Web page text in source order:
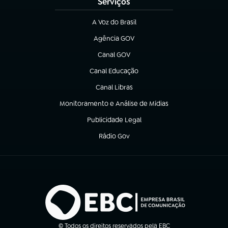
A Voz do Brasil
(abre em nova aba)
Agência GOV
(abre em nova aba)
Canal GOV
(abre em nova aba)
Canal Educação
(abre em nova aba)
Canal Libras
(abre em nova aba)
Monitoramento e Análise de Mídias
(abre em nova aba)
Publicidade Legal
(abre em nova aba)
Rádio Gov
(abre em nova aba)
© Todos os direitos reservados pela EBC